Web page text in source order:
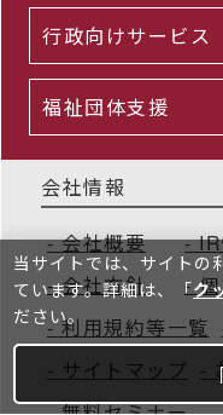
行政向けサービス
福祉団体支援
会社情報
会社概要
会社方針
利用規約等一覧
サイトマップ
当サイトでは、サイトの
ています。詳細は、「ク
ださい。